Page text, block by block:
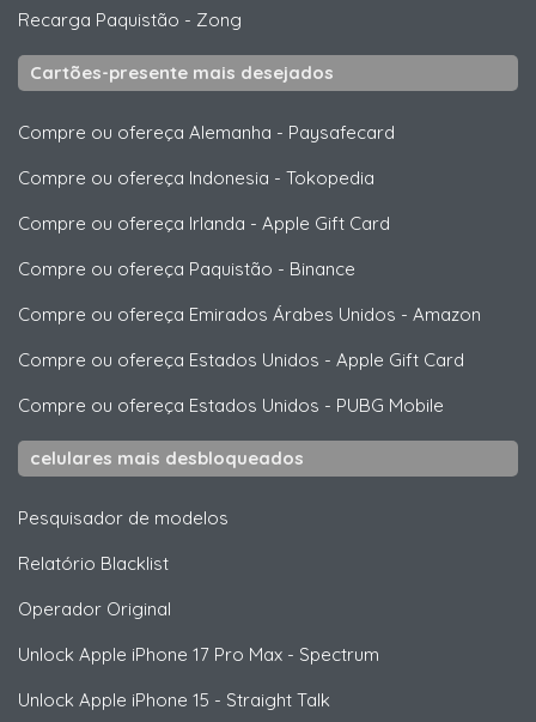
Recarga Paquistão - Zong
Cartões-presente mais desejados
Compre ou ofereça Alemanha - Paysafecard
Compre ou ofereça Indonesia - Tokopedia
Compre ou ofereça Irlanda - Apple Gift Card
Compre ou ofereça Paquistão - Binance
Compre ou ofereça Emirados Árabes Unidos - Amazon
Compre ou ofereça Estados Unidos - Apple Gift Card
Compre ou ofereça Estados Unidos - PUBG Mobile
celulares mais desbloqueados
Pesquisador de modelos
Relatório Blacklist
Operador Original
Unlock Apple iPhone 17 Pro Max - Spectrum
Unlock Apple iPhone 15 - Straight Talk